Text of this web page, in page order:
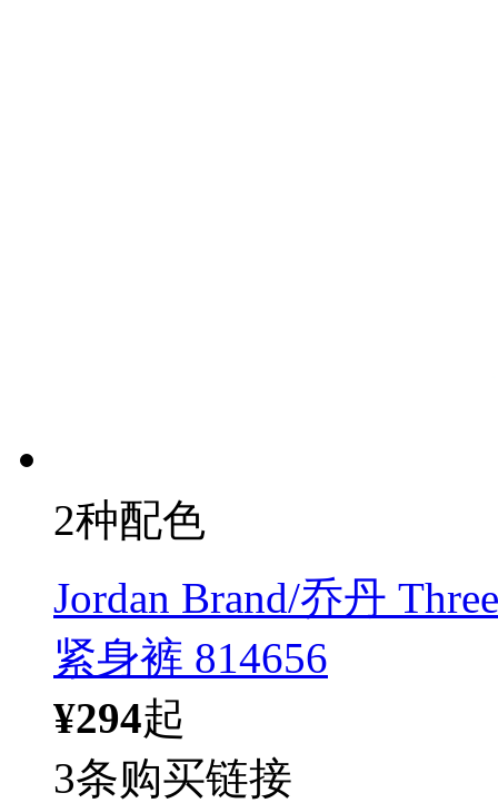
2种配色
Jordan Brand/乔丹
紧身裤 814656
¥294起
3条购买链接